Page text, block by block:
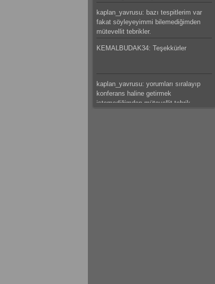
kaplan_yavrusu: bazı tespitlerim var
fakat söyleyeyimmi bilemediğimden
mütevellit tebrikler.
KEMALBUDAK34: Teşekkürler
kaplan_yavrusu: yorumları sıralayıp
konferans haline getirmek
istemediğimden mütevellit tebrik